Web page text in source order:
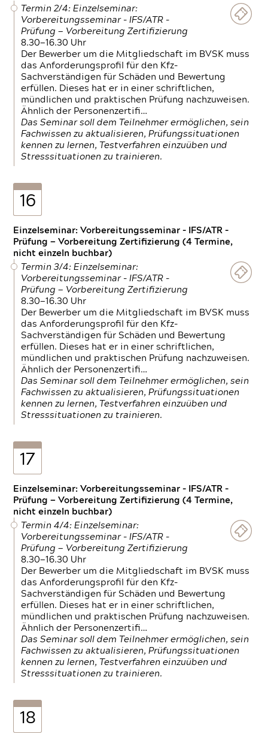
Termin 2/4: Einzelseminar:
Vorbereitungsseminar - IFS/ATR -
Prüfung — Vorbereitung Zertifizierung
8.30—16.30 Uhr
Der Bewerber um die Mitgliedschaft im BVSK muss
das Anforderungsprofil für den Kfz-
Sachverständigen für Schäden und Bewertung
erfüllen. Dieses hat er in einer schriftlichen,
mündlichen und praktischen Prüfung nachzuweisen.
Ähnlich der Personenzertifi…
Das Seminar soll dem Teilnehmer ermöglichen, sein
Fachwissen zu aktualisieren, Prüfungssituationen
kennen zu lernen, Testverfahren einzuüben und
Stresssituationen zu trainieren.
16
Einzelseminar: Vorbereitungsseminar - IFS/ATR -
Prüfung — Vorbereitung Zertifizierung (4 Termine,
nicht einzeln buchbar)
Termin 3/4: Einzelseminar:
Vorbereitungsseminar - IFS/ATR -
Prüfung — Vorbereitung Zertifizierung
8.30—16.30 Uhr
Der Bewerber um die Mitgliedschaft im BVSK muss
das Anforderungsprofil für den Kfz-
Sachverständigen für Schäden und Bewertung
erfüllen. Dieses hat er in einer schriftlichen,
mündlichen und praktischen Prüfung nachzuweisen.
Ähnlich der Personenzertifi…
Das Seminar soll dem Teilnehmer ermöglichen, sein
Fachwissen zu aktualisieren, Prüfungssituationen
kennen zu lernen, Testverfahren einzuüben und
Stresssituationen zu trainieren.
17
Einzelseminar: Vorbereitungsseminar - IFS/ATR -
Prüfung — Vorbereitung Zertifizierung (4 Termine,
nicht einzeln buchbar)
Termin 4/4: Einzelseminar:
Vorbereitungsseminar - IFS/ATR -
Prüfung — Vorbereitung Zertifizierung
8.30—16.30 Uhr
Der Bewerber um die Mitgliedschaft im BVSK muss
das Anforderungsprofil für den Kfz-
Sachverständigen für Schäden und Bewertung
erfüllen. Dieses hat er in einer schriftlichen,
mündlichen und praktischen Prüfung nachzuweisen.
Ähnlich der Personenzertifi…
Das Seminar soll dem Teilnehmer ermöglichen, sein
Fachwissen zu aktualisieren, Prüfungssituationen
kennen zu lernen, Testverfahren einzuüben und
Stresssituationen zu trainieren.
18